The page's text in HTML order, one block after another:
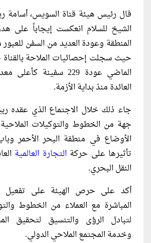
قال رئيس هيئة قناة السويس، أسامة
الشيخ للسلام انعكست إيجاباً على
المنطقة وعودة العديد من السفن للعبور
حيث سجلت إحصائيات الملاحة بالقناة
الماضي عودة 229 سفينة
العائدة منذ بداية الأزمة.
جهة من الخطوط والتوكيلات
الأوضاع في منطقة البحر الأحمر
تأثيرها على حركة التجارة العالمية
النقل البحري.
أكد على حرص الهيئة على تفعيل
المباشرة مع العملاء من الخطوط
لتبادل الرؤى والتنسيق لتحقيق
وخدمة المجتمع الملاحي الدولي.